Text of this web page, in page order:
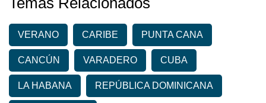
VERANO CARIBE PUNTA CANA
CANCÚN VARADERO CUBA
LA HABANA REPÚBLICA DOMINICANA